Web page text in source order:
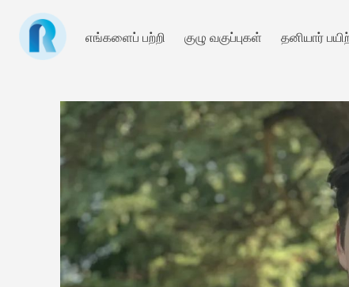
எங்களைப் பற்றி குழு வகுப்புகள் தனியார்